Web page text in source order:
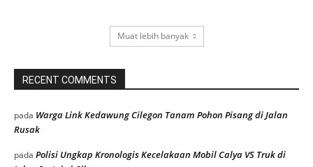
Muat lebih banyak
RECENT COMMENTS
pada Warga Link Kedawung Cilegon Tanam Pohon Pisang di Jalan
Rusak
pada Polisi Ungkap Kronologis Kecelakaan Mobil Calya VS Truk di